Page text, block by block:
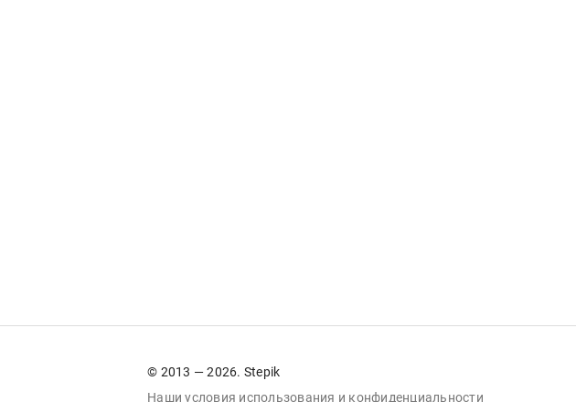
© 2013 — 2026. Stepik
Наши условия использования и конфиденциальности